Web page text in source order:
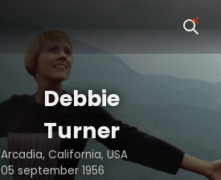
Debbie
Turner
Arcadia, California, USA
05 september 1956